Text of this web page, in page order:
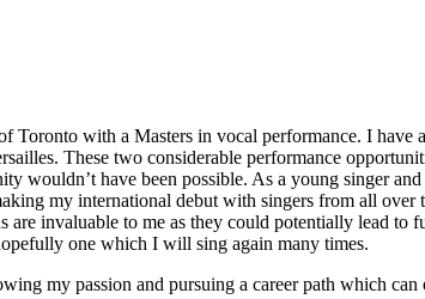
with a Masters in vocal performance. I have
These two considerable performance
have been possible. As a young singer
my international debut with singers from all
invaluable to me as they could potentially lead to
one which I will sing again many times.
my passion and pursuing a career path which can